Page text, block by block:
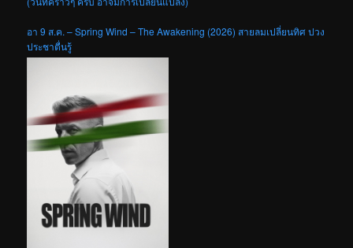
อา 9 ส.ค. – Spring Wind – The Awakening (2026) สายลมเปลี่ยนทิศ ปวง
ประชาตื่นรู้